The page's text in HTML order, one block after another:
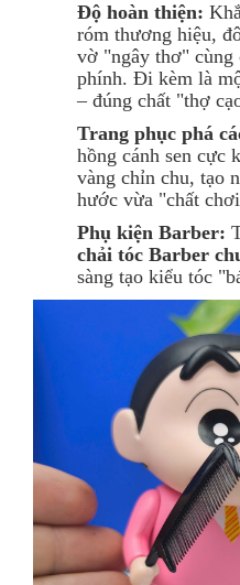
Độ hoàn thiện:
róm thương hiệu,
vờ "ngây thơ" cùng
phính. Đi kèm là
– đúng chất "thợ
Trang phục phá
hồng cánh sen cực
vàng chỉn chu, tạo
hước vừa "chất
Phụ kiện Barber:
chải tóc Barber
sàng tạo kiểu tóc